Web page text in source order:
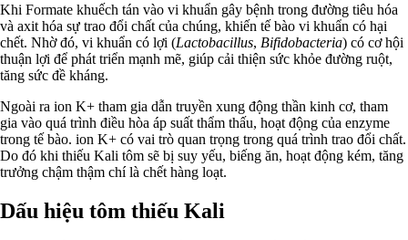
Khi Formate khuếch tán vào vi khuẩn gây bệnh trong đường tiêu hóa
và axit hóa sự trao đổi chất của chúng, khiến tế bào vi khuẩn có hại
chết. Nhờ đó, vi khuẩn có lợi (Lactobacillus, Bifidobacteria) có cơ hội
thuận lợi để phát triển mạnh mẽ, giúp cải thiện sức khỏe đường ruột,
tăng sức đề kháng.
Ngoài ra ion K+ tham gia dẫn truyền xung động thần kinh cơ, tham
gia vào quá trình điều hòa áp suất thẩm thấu, hoạt động của enzyme
trong tế bào. ion K+ có vai trò quan trọng trong quá trình trao đổi chất.
Do đó khi thiếu Kali tôm sẽ bị suy yếu, biếng ăn, hoạt động kém, tăng
trưởng chậm thậm chí là chết hàng loạt.
Dấu hiệu tôm thiếu Kali